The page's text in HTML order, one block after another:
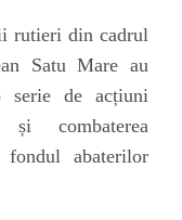
rutieri din cadrul
Satu Mare au
serie de acțiuni
și combaterea
fondul abaterilor